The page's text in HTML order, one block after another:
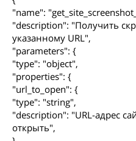
"name":
"description": "Получить
указанному URL",
"parameters": {
"type": "object",
"properties": {
"url_to_open": {
"type": "string",
"description": "URL-адрес
открыть",